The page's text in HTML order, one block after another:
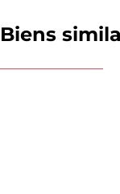
Biens